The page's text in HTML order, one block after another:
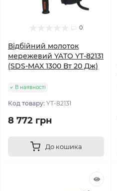
0
Відбійний молоток
мережевий YATO YT-82131
(SDS-MAX 1300 Вт 20 Дж)
В наявності
Код товару: YT-82131
8 772 грн
До кошика